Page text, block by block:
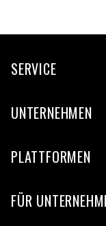
SERVICE
UNTERNEHMEN
PLATTFORMEN
FÜR